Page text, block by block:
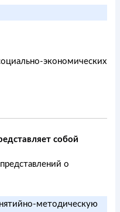
экономических
собой
о
методическую